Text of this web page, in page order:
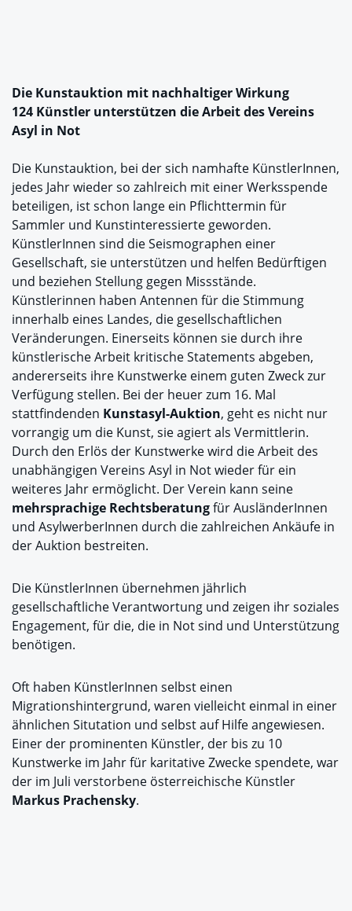
Die Kunstauktion mit nachhaltiger Wirkung
124 Künstler unterstützen die Arbeit des Vereins
Asyl in Not
Die Kunstauktion, bei der sich namhafte KünstlerInnen,
jedes Jahr wieder so zahlreich mit einer Werksspende
beteiligen, ist schon lange ein Pflichttermin für
Sammler und Kunstinteressierte geworden.
KünstlerInnen sind die Seismographen einer
Gesellschaft, sie unterstützen und helfen Bedürftigen
und beziehen Stellung gegen Missstände.
Künstlerinnen haben Antennen für die Stimmung
innerhalb eines Landes, die gesellschaftlichen
Veränderungen. Einerseits können sie durch ihre
künstlerische Arbeit kritische Statements abgeben,
andererseits ihre Kunstwerke einem guten Zweck zur
Verfügung stellen. Bei der heuer zum 16. Mal
stattfindenden Kunstasyl-Auktion, geht es nicht nur
vorrangig um die Kunst, sie agiert als Vermittlerin.
Durch den Erlös der Kunstwerke wird die Arbeit des
unabhängigen Vereins Asyl in Not wieder für ein
weiteres Jahr ermöglicht. Der Verein kann seine
mehrsprachige Rechtsberatungfür AusländerInnen
und AsylwerberInnen durch die zahlreichen Ankäufe in
der Auktion bestreiten.
Die KünstlerInnen übernehmen jährlich
gesellschaftliche Verantwortung und zeigen ihr soziales
Engagement, für die, die in Not sind und Unterstützung
benötigen.
Oft haben KünstlerInnen selbst einen
Migrationshintergrund, waren vielleicht einmal in einer
ähnlichen Situtation und selbst auf Hilfe angewiesen.
Einer der prominenten Künstler, der bis zu 10
Kunstwerke im Jahr für karitative Zwecke spendete, war
der im Juli verstorbene österreichische Künstler
Markus Prachensky.